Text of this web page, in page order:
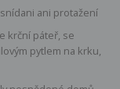
ani protažení
krční páteř, se
pytlem na krku,